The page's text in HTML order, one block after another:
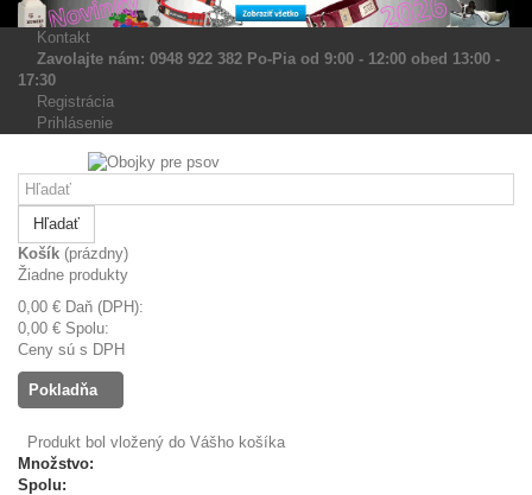
Kontakt
Zavolajte nám: 0948 922 382 Po-Pia od 9:00 - 12:00 obed 13:00 -
17:30
Registrácia
Prihlásenie
Hľadať
Košík (prázdny)
Žiadne produkty
0,00 € Daň (DPH):
0,00 € Spolu:
Ceny sú s DPH
Pokladňa
Produkt bol vložený do Vášho košíka
Množstvo:
Spolu: